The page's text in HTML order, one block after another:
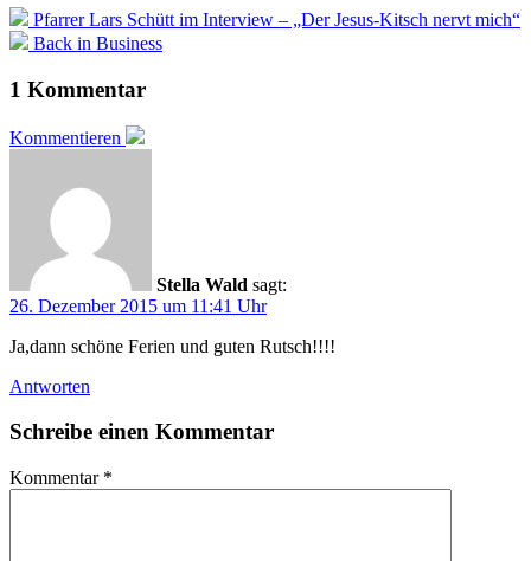
Pfarrer Lars Schütt im Interview – „Der Jesus-Kitsch nervt mich“
Back in Business
1 Kommentar
Kommentieren
Stella Wald sagt:
26. Dezember 2015 um 11:41 Uhr
Ja,dann schöne Ferien und guten Rutsch!!!!
Antworten
Schreibe einen Kommentar
Kommentar *